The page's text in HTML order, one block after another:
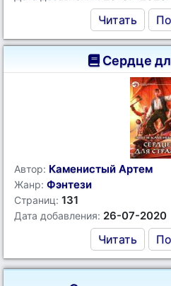
Читать
Сердце
Автор: Каменистый Артем
Жанр: Фэнтези
Страниц: 131
Дата добавления: 26-07-2020
Читать